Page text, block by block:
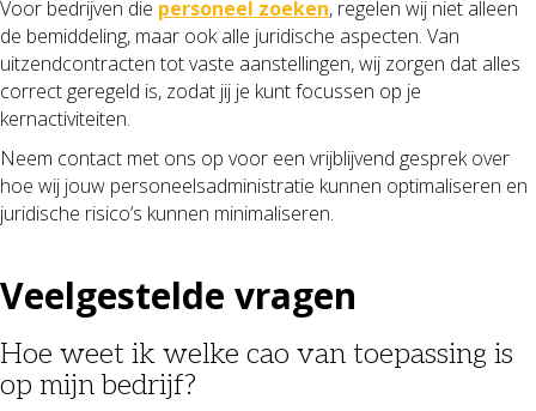
Voor bedrijven die personeel zoeken, regelen wij niet alleen
de bemiddeling, maar ook alle juridische aspecten. Van
uitzendcontracten tot vaste aanstellingen, wij zorgen dat alles
correct geregeld is, zodat jij je kunt focussen op je
kernactiviteiten.
Neem contact met ons op voor een vrijblijvend gesprek over
hoe wij jouw personeelsadministratie kunnen optimaliseren en
juridische risico’s kunnen minimaliseren.
Veelgestelde vragen
Hoe weet ik welke cao van toepassing is
op mijn bedrijf?